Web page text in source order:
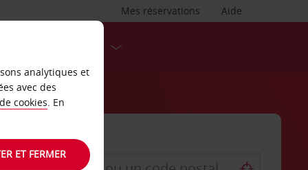
Aide
Mes réservations
analytiques et
avec des
cookies. En
ET FERMER